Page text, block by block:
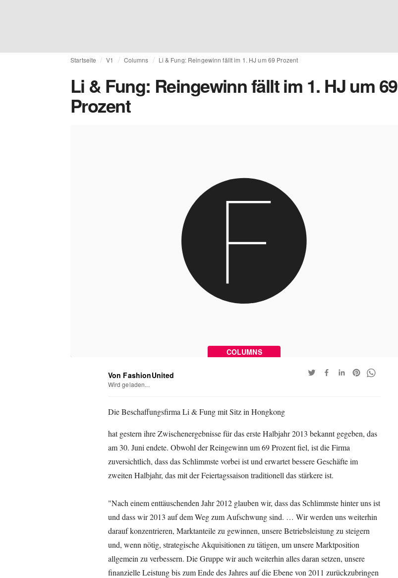
Startseite V1 Columns Li & Fung: Reingewinn fällt im 1. HJ um 69 Prozent
Li & Fung: Reingewinn fällt im 1. HJ um 69
Prozent
COLUMNS
Von FashionUnited
Wird geladen...
Die Beschaffungsfirma Li & Fung mit Sitz in Hongkong
hat gestern ihre Zwischenergebnisse für das erste Halbjahr 2013 bekannt gegeben, das
am 30. Juni endete. Obwohl der Reingewinn um 69 Prozent fiel, ist die Firma
zuversichtlich, dass das Schlimmste vorbei ist und erwartet bessere Geschäfte im
zweiten Halbjahr, das mit der Feiertagssaison traditionell das stärkere ist.
"Nach einem enttäuschenden Jahr 2012 glauben wir, dass das Schlimmste hinter uns ist
und dass wir 2013 auf dem Weg zum Aufschwung sind. … Wir werden uns weiterhin
darauf konzentrieren, Marktanteile zu gewinnen, unsere Betriebsleistung zu steigern
und, wenn nötig, strategische Akquisitionen zu tätigen, um unsere Marktposition
allgemein zu verbessern. Die Gruppe wir auch weiterhin alles daran setzen, unsere
finanzielle Leistung bis zum Ende des Jahres auf die Ebene von 2011 zurückzubringen